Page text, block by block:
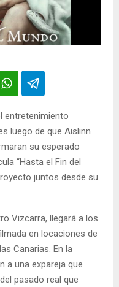
entretenimiento
luego de que Aislinn
su esperado
“Hasta el Fin del
juntos desde su
Vizcarra, llegará a los
en locaciones de
Canarias. En la
a una expareja que
pasado real que